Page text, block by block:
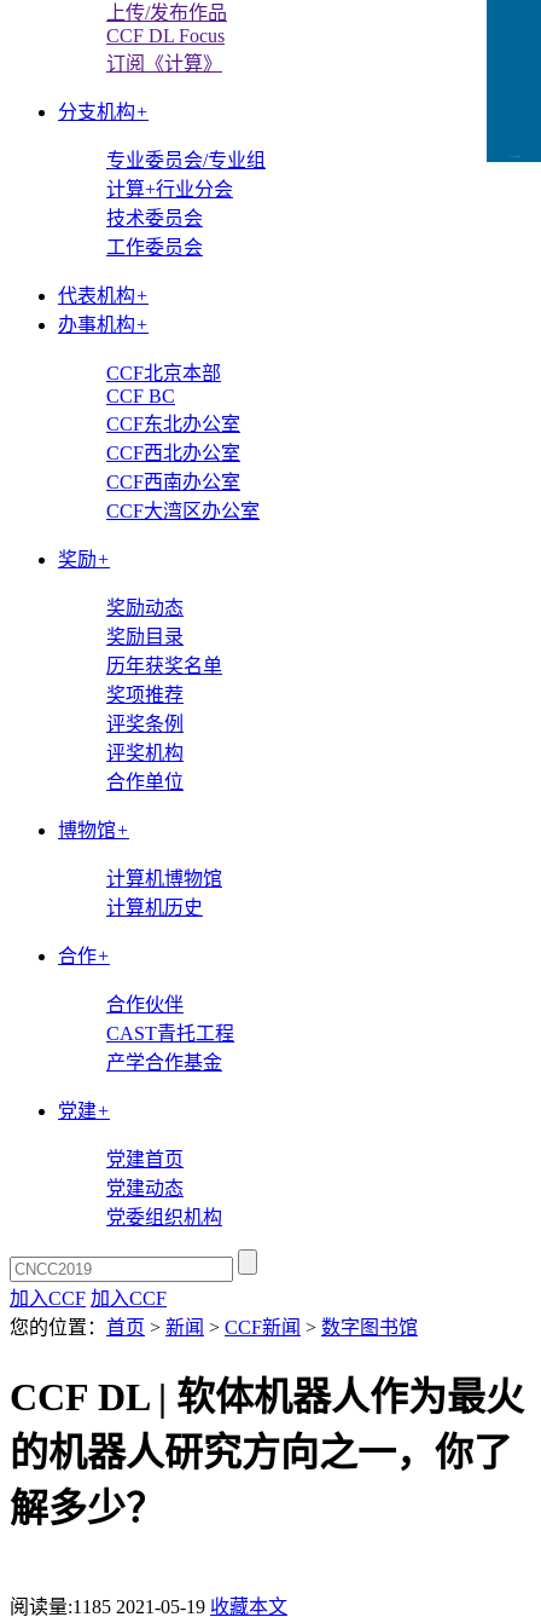
上传/发布作品
CCF DL Focus
订阅《计算》
分支机构+
专业委员会/专业组
计算+行业分会
技术委员会
工作委员会
代表机构+
办事机构+
CCF北京本部
CCF BC
CCF东北办公室
CCF西北办公室
CCF西南办公室
CCF大湾区办公室
奖励+
奖励动态
奖励目录
历年获奖名单
奖项推荐
评奖条例
评奖机构
合作单位
博物馆+
计算机博物馆
计算机历史
合作+
合作伙伴
CAST青托工程
产学合作基金
党建+
党建首页
党建动态
党委组织机构
加入CCF 加入CCF
您的位置： 首页 > 新闻 > CCF新闻 > 数字图书馆
CCF DL | 软体机器人作为最火
的机器人研究方向之一，你了
解多少？
阅读量:1185 2021-05-19 收藏本文